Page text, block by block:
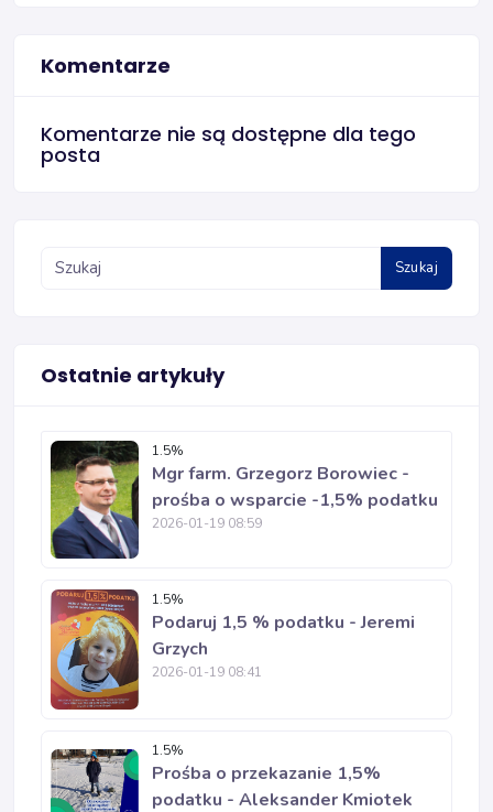
Komentarze
Komentarze nie są dostępne dla tego
posta
Szukaj
Ostatnie artykuły
1.5%
Mgr farm. Grzegorz Borowiec -
prośba o wsparcie -1,5% podatku
2026-01-19 08:59
1.5%
Podaruj 1,5 % podatku - Jeremi
Grzych
2026-01-19 08:41
1.5%
Prośba o przekazanie 1,5%
podatku - Aleksander Kmiotek